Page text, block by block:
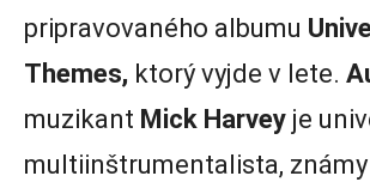
pripravovaného albumu
Themes, ktorý vyjde v lete.
muzikant Mick Harvey je
multiinštrumentalista,